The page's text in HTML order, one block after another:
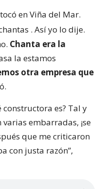
en Viña del Mar.
. Así yo lo dije.
Chanta era la
la estamos
otra empresa que
constructora es? Tal y
embarradas, ¡se
que me criticaron
con justa razón”,